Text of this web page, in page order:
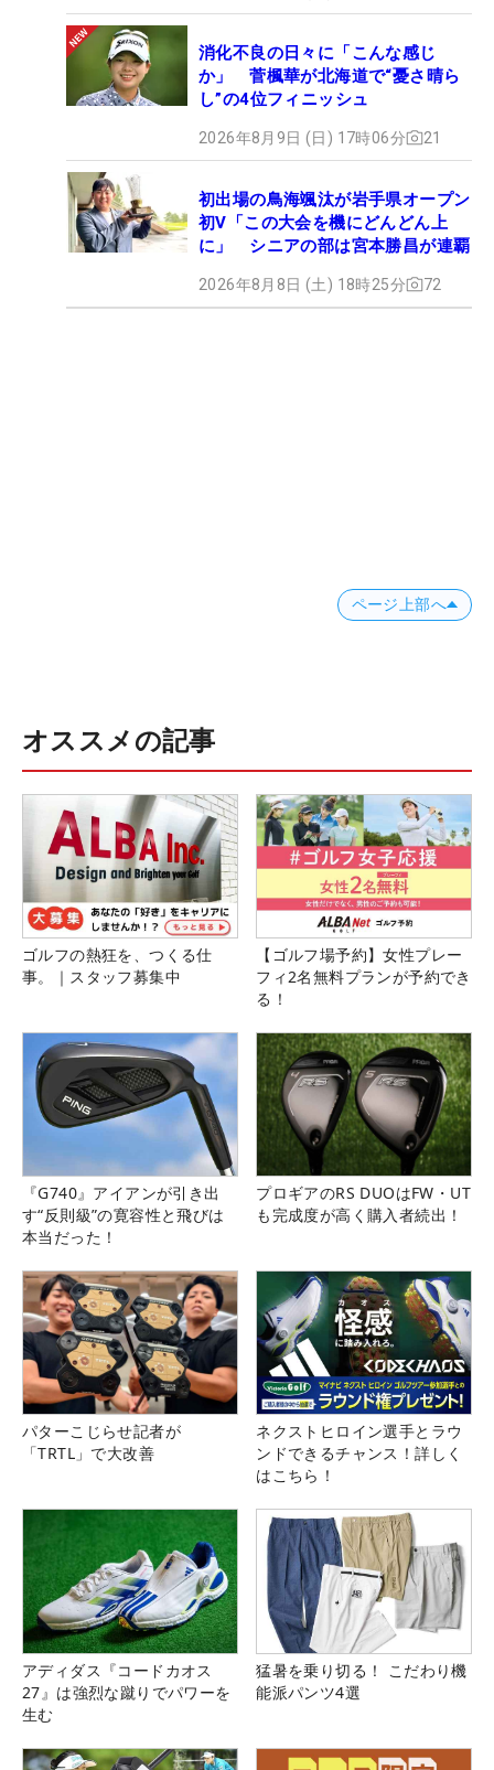
消化不良の日々に「こんな感じ
か」 菅楓華が北海道で“憂さ晴ら
し”の4位フィニッシュ
2026年8月9日 (日) 17時06分 21
初出場の鳥海颯汰が岩手県オープン
初V「この大会を機にどんどん上
に」 シニアの部は宮本勝昌が連覇
2026年8月8日 (土) 18時25分 72
ページ上部へ
オススメの記事
ゴルフの熱狂を、つくる仕
事。｜スタッフ募集中
【ゴルフ場予約】女性プレー
フィ2名無料プランが予約でき
る！
『G740』アイアンが引き出
す“反則級”の寛容性と飛びは
本当だった！
プロギアのRS DUOはFW・UT
も完成度が高く購入者続出！
パターこじらせ記者が
「TRTL」で大改善
ネクストヒロイン選手とラウ
ンドできるチャンス！詳しく
はこちら！
アディダス『コードカオス
27』は強烈な蹴りでパワーを
生む
猛暑を乗り切る！ こだわり機
能派パンツ4選